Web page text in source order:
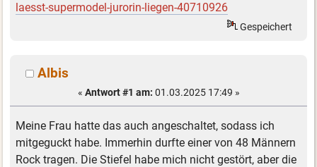
laesst-supermodel-jurorin-liegen-40710926
Gespeichert
Albis
« Antwort #1 am: 01.03.2025 17:49 »
Meine Frau hatte das auch angeschaltet, sodass ich
mitgeguckt habe. Immerhin durfte einer von 48 Männern
Rock tragen. Die Stiefel habe mich nicht gestört, aber die